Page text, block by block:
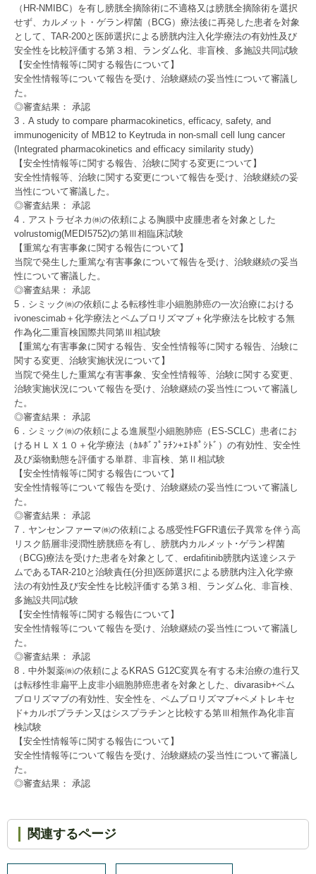
（HR-NMIBC）を有し膀胱全摘除術に不適格又は膀胱全摘除術を選択
せず、カルメット・ゲラン桿菌（BCG）療法後に再発した患者を対象
として、TAR-200と医師選択による膀胱内注入化学療法の有効性及び
安全性を比較評価する第３相、ランダム化、非盲検、多施設共同試験
【安全性情報等に関する報告について】
安全性情報等について報告を受け、治験継続の妥当性について審議し
た。
◎審査結果： 承認
3．A study to compare pharmacokinetics, efficacy, safety, and
immunogenicity of MB12 to Keytruda in non-small cell lung cancer
(Integrated pharmacokinetics and efficacy similarity study)
【安全性情報等に関する報告、治験に関する変更について】
安全性情報等、治験に関する変更について報告を受け、治験継続の妥
当性について審議した。
◎審査結果： 承認
4．アストラゼネカ㈱の依頼による胸膜中皮腫患者を対象とした
volrustomig(MEDI5752)の第Ⅲ相臨床試験
【重篤な有害事象に関する報告について】
当院で発生した重篤な有害事象について報告を受け、治験継続の妥当
性について審議した。
◎審査結果： 承認
5．シミック㈱の依頼による転移性非小細胞肺癌の一次治療における
ivonescimab＋化学療法とペムブロリズマブ＋化学療法を比較する無
作為化二重盲検国際共同第Ⅲ相試験
【重篤な有害事象に関する報告、安全性情報等に関する報告、治験に
関する変更、治験実施状況について】
当院で発生した重篤な有害事象、安全性情報等、治験に関する変更、
治験実施状況について報告を受け、治験継続の妥当性について審議し
た。
◎審査結果： 承認
6．シミック㈱の依頼による進展型小細胞肺癌（ES-SCLC）患者にお
けるＨＬＸ１０＋化学療法（ｶﾙﾎﾞﾌﾟﾗﾁﾝ+ｴﾄﾎﾟｼﾄﾞ）の有効性、安全性
及び薬物動態を評価する単群、非盲検、第Ⅱ相試験
【安全性情報等に関する報告について】
安全性情報等について報告を受け、治験継続の妥当性について審議し
た。
◎審査結果： 承認
7．ヤンセンファーマ㈱の依頼による感受性FGFR遺伝子異常を伴う高
リスク筋層非浸潤性膀胱癌を有し、膀胱内カルメット･ゲラン桿菌
（BCG)療法を受けた患者を対象として、erdafitinib膀胱内送達システ
ムであるTAR-210と治験責任(分担)医師選択による膀胱内注入化学療
法の有効性及び安全性を比較評価する第３相、ランダム化、非盲検、
多施設共同試験
【安全性情報等に関する報告について】
安全性情報等について報告を受け、治験継続の妥当性について審議し
た。
◎審査結果： 承認
8．中外製薬㈱の依頼によるKRAS G12C変異を有する未治療の進行又
は転移性非扁平上皮非小細胞肺癌患者を対象とした、divarasib+ペム
ブロリズマブの有効性、安全性を、ペムブロリズマブ+ペメトレキセ
ド+カルボプラチン又はシスプラチンと比較する第Ⅲ相無作為化非盲
検試験
【安全性情報等に関する報告について】
安全性情報等について報告を受け、治験継続の妥当性について審議し
た。
◎審査結果： 承認
関連するページ